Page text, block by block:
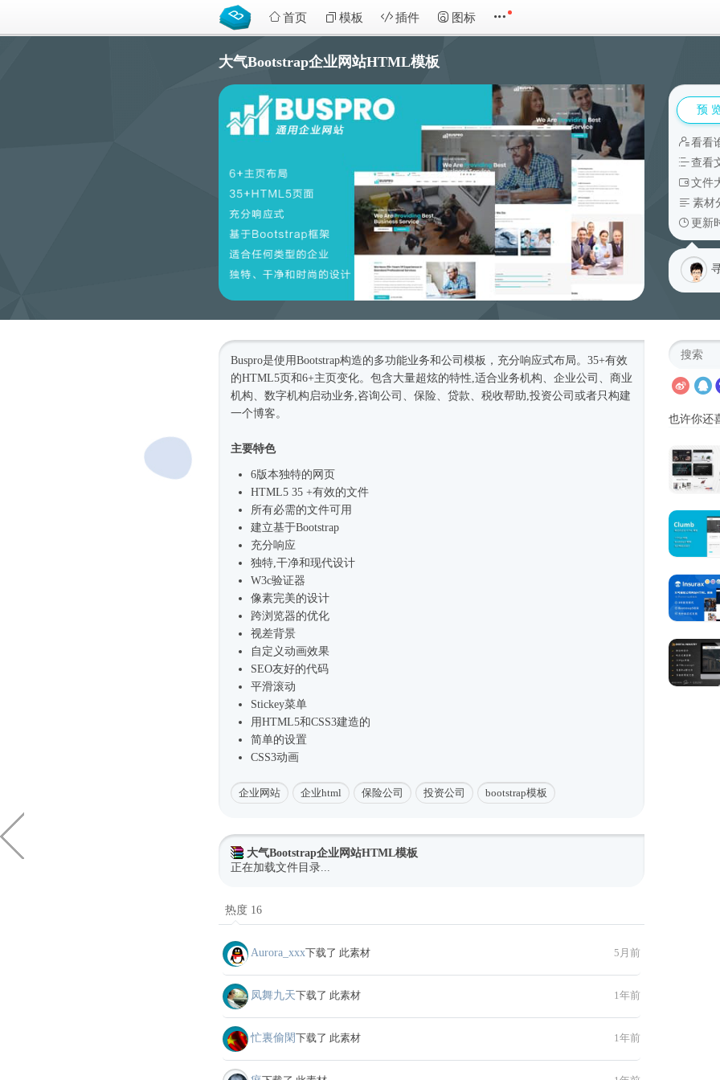
首页 模板 插件 图标
大气Bootstrap企业网站HTML模板
预
看看
查看
文件
素材
更新
Buspro是使用Bootstrap构造的多功能业务和公司模板，充分响应式布局。35+有效
的HTML5页和6+主页变化。包含大量超炫的特性,适合业务机构、企业公司、商业
机构、数字机构启动业务,咨询公司、保险、贷款、税收帮助,投资公司或者只构建
一个博客。
主要特色
6版本独特的网页
HTML5 35 +有效的文件
所有必需的文件可用
建立基于Bootstrap
充分响应
独特,干净和现代设计
W3c验证器
像素完美的设计
跨浏览器的优化
视差背景
自定义动画效果
SEO友好的代码
平滑滚动
Stickey菜单
用HTML5和CSS3建造的
简单的设置
CSS3动画
企业网站 企业html 保险公司 投资公司 bootstrap模板
大气Bootstrap企业网站HTML模板
正在加载文件目录...
热度 16
Aurora_xxx下载了 此素材 5月前
凤舞九天下载了 此素材 1年前
忙裏偷閑下载了 此素材 1年前
也许你还